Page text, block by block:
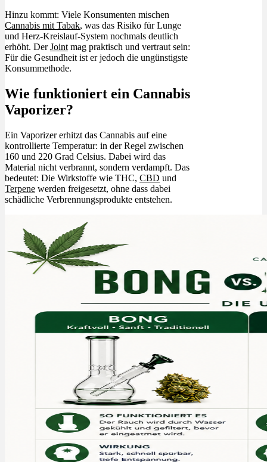
Hinzu kommt: Viele Konsumenten mischen
Cannabis mit Tabak, was das Risiko für Lunge
und Herz-Kreislauf-System nochmals deutlich
erhöht. DerJoint mag praktisch und vertraut sein:
Für die Gesundheit ist er jedoch die ungünstigste
Konsummethode.
Wie funktioniert ein Cannabis
Vaporizer?
Ein Vaporizer erhitzt das Cannabis auf eine
kontrollierte Temperatur: in der Regel zwischen
160 und 220 Grad Celsius. Dabei wird das
Material nicht verbrannt, sondern verdampft. Das
bedeutet: Die Wirkstoffe wie THC, CBD und
Terpene werden freigesetzt, ohne dass dabei
schädliche Verbrennungsprodukte entstehen.